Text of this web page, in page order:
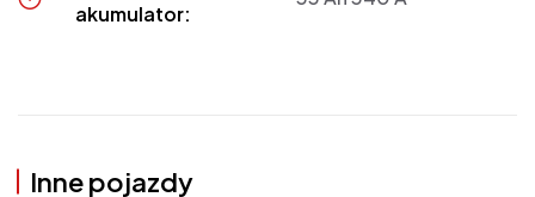
akumulator:
Inne pojazdy